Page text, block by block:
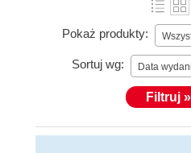
Pokaż produkty:
Sortuj wg: Data
Filtruj »